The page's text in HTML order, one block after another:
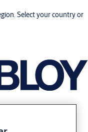
Select your country or